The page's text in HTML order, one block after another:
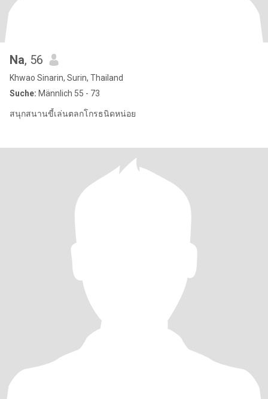
Na, 56
Khwao Sinarin, Surin, Thailand
Suche: Männlich 55 - 73
สนุกสนานขี้เล่นตลกโกรธนิดหน่อย